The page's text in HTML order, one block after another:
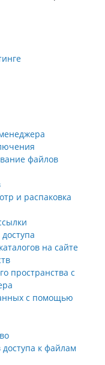
файлов
и распаковка
на сайте
пространства с
с помощью
к файлам